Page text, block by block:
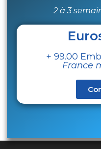
2 à 3
+ 99.00
France